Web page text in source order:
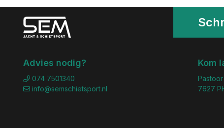
Advies nodig?
074 7501340
info@semschietsport.nl
Kom
7627